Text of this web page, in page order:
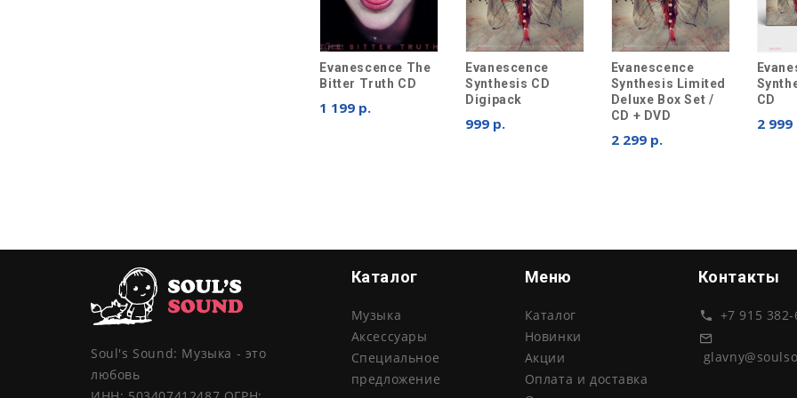
Evanescence The
Bitter Truth CD
1 199 р.
Evanescence
Synthesis CD
Digipack
999 р.
Evanescence
Synthesis Limited
Deluxe Box Set /
CD + DVD
2 299 р.
CD
2 999
Soul's Sound: Музыка - это
любовь
Каталог
Музыка
Аксессуары
Специальное
предложение
Меню
Каталог
Новинки
Акции
Оплата и доставка
Контакты
+7 915 382-